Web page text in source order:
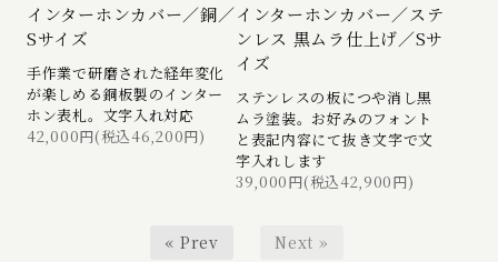
インターホンカバー／銅／
Sサイズ
手作業で研磨された経年変化
が楽しめる銅板製のインター
ホン表札。文字入れ対応
42,000円(税込46,200円)
インターホンカバー／ステ
ンレス 黒ムラ仕上げ／Sサ
イズ
ステンレスの板につや消し黒
ムラ塗装。お好みのフォント
と表記内容にて抜き文字で文
字入れします
39,000円(税込42,900円)
« Prev Next »